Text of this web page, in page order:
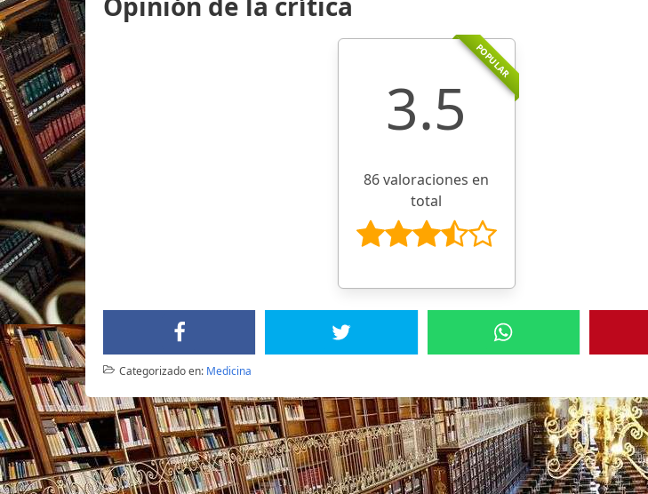
POPULAR
3.5
86 valoraciones en
total
Categorizado en: Medicina